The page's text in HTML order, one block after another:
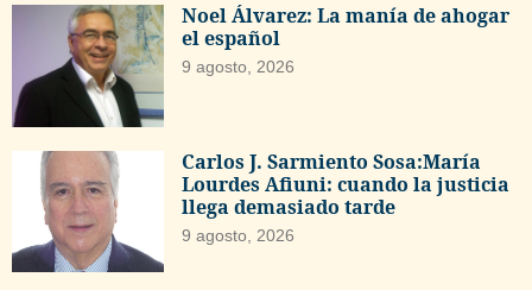
Noel Álvarez: La manía de ahogar
el español
9 agosto, 2026
Carlos J. Sarmiento Sosa:María
Lourdes Afiuni: cuando la justicia
llega demasiado tarde
9 agosto, 2026